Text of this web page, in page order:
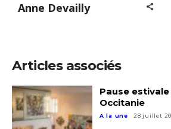
Prénom
Statut / Organisation
Adresse email*
Nom
Anne Devailly
Articles associés
Pause
Occitanie
A la une 28 juillet